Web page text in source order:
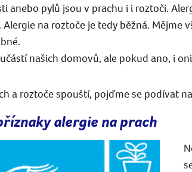
anebo pylů jsou v prachu i i roztoči.
na roztoče je tedy běžná. Mějme
našich domovů, ale pokud ano, i
a roztoče spouští, pojďme se podívat
alergie na prach